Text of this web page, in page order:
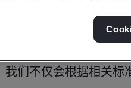
们不仅会根据相关标